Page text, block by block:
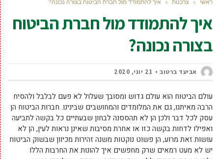
ראשי » צרכנות » איך להתמודד מול חברת הביטוח בצורה נכונה?
איך להתמודד מול חברת הביטוח
בצורה נכונה?
אביעד ברטוב 21 יוני, 2020
עולם הביטוח הוא עולם גדוש ומסובך שעלול לא פעם לבלבל ולהסיח
הרבה מאיתנו, גם את המלומדים והמחושבים שבינינו. חברות הביטוח הן
עסק לכל דבר ולכן הן לא תהססנה לבחון שבעתיים כל בקשה לתביעה
ואפילו לדחות בקשה כזו או אחרת מסיבות שאינן נראות לעין, הן לא
עושות זאת מרוע, הן פשוט נוקטות משנה זהירות מכיוון שבשוק הביטוח
יש לא מעט רמאים שרק מחפשים איך להונות את החרבות הללו